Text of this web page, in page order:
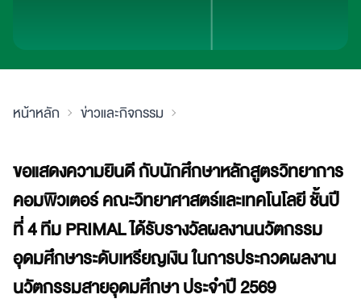
อุดมศึกษาระดับเหรียญเงิน ในการประกวดผลงาน
นวัตกรรมสายอุดมศึกษา ประจําปี 2569
หน้าหลัก ข่าวและกิจกรรม
ขอแสดงความยินดี กับนักศึกษาหลักสูตรวิทยาการ
คอมพิวเตอร์ คณะวิทยาศาสตร์และเทคโนโลยี ชั้นปี
ที่ 4 ทีม PRIMAL ได้รับรางวัลผลงานนวัตกรรม
อุดมศึกษาระดับเหรียญเงิน ในการประกวดผลงาน
นวัตกรรมสายอุดมศึกษา ประจําปี 2569